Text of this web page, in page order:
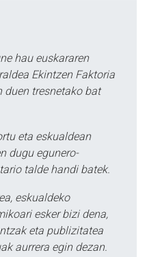
hau euskararen
Ekintzen Faktoria
duen tresnetako bat
eta eskualdean
dugu egunero-
talde handi batek.
eskualdeko
esker bizi dena,
eta publizitatea
aurrera egin dezan.